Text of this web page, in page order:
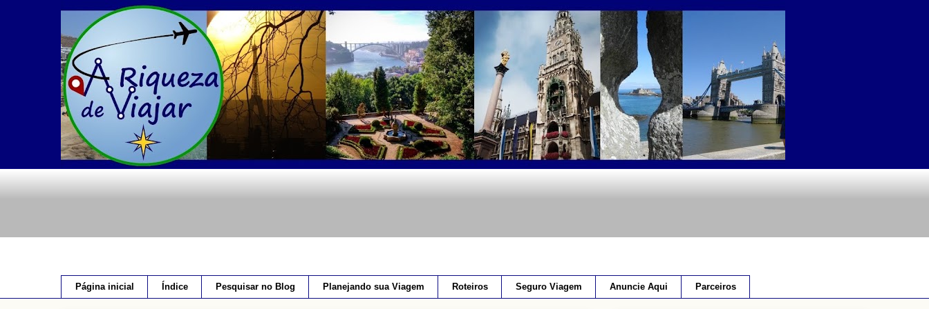
Página inicial Índice Pesquisar no Blog Planejando sua Viagem Roteiros Seguro Viagem Anuncie Aqui Parceiros